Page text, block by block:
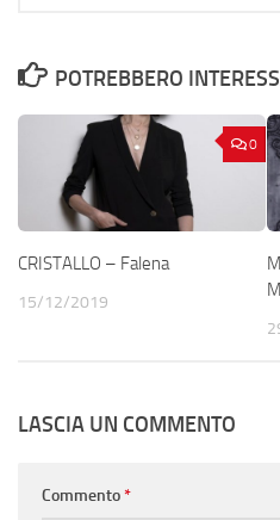
POTREBBERO
0
CRISTALLO – Falena
15/12/2019
LASCIA UN COMMENTO
Commento*